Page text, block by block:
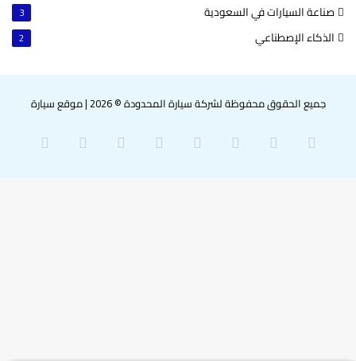
صناعة السيارات في السعودية 3
الذكاء الإصطناعي 2
جميع الحقوق محفوظة لشركة سيارة المحدودة © 2026 |موقع سيارة
فيسبوك بينتيريست لينكدإن ‫YouTube انستقرام سناب